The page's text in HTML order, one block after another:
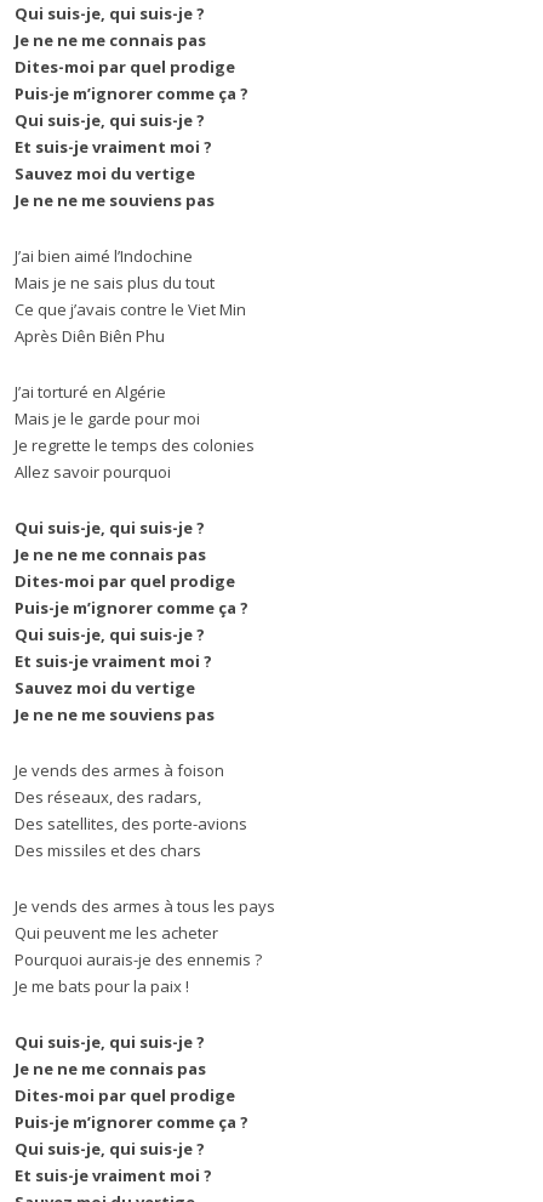
Qui suis-je, qui suis-je ?
Je ne ne me connais pas
Dites-moi par quel prodige
Puis-je m’ignorer comme ça ?
Qui suis-je, qui suis-je ?
Et suis-je vraiment moi ?
Sauvez moi du vertige
Je ne ne me souviens pas
J’ai bien aimé l’Indochine
Mais je ne sais plus du tout
Ce que j’avais contre le Viet Min
Après Diên Biên Phu
J’ai torturé en Algérie
Mais je le garde pour moi
Je regrette le temps des colonies
Allez savoir pourquoi
Qui suis-je, qui suis-je ?
Je ne ne me connais pas
Dites-moi par quel prodige
Puis-je m’ignorer comme ça ?
Qui suis-je, qui suis-je ?
Et suis-je vraiment moi ?
Sauvez moi du vertige
Je ne ne me souviens pas
Je vends des armes à foison
Des réseaux, des radars,
Des satellites, des porte-avions
Des missiles et des chars
Je vends des armes à tous les pays
Qui peuvent me les acheter
Pourquoi aurais-je des ennemis ?
Je me bats pour la paix !
Qui suis-je, qui suis-je ?
Je ne ne me connais pas
Dites-moi par quel prodige
Puis-je m’ignorer comme ça ?
Qui suis-je, qui suis-je ?
Et suis-je vraiment moi ?